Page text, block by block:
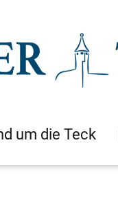
um die Teck